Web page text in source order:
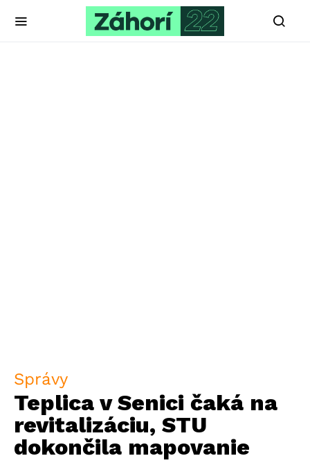
Správy
Teplica v Senici čaká na
revitalizáciu, STU
dokončila mapovanie